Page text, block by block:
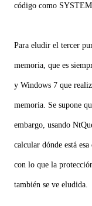
código como
Para eludir el tercer
memoria, que es
y Windows 7 que
memoria. Se supone
embargo, usando
calcular dónde está
con lo que la
también se ve eludida.